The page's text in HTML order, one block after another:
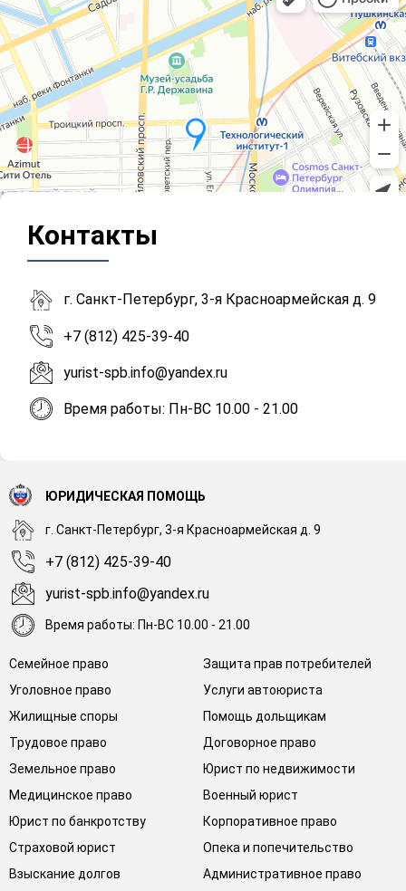
Контакты
г. Санкт-Петербург, 3-я Красноармейская д. 9
+7 (812) 425-39-40
yurist-spb.info@yandex.ru
Время работы: Пн-ВС 10.00 - 21.00
Семейное право
Защита прав потребителей
Уголовное право
Услуги автоюриста
Жилищные споры
Помощь дольщикам
Трудовое право
Договорное право
Земельное право
Юрист по недвижимости
Медицинское право
Военный юрист
Юрист по банкротству
Корпоративное право
Страховой юрист
Опека и попечительство
Взыскание долгов
Административное право
ЮРИДИЧЕСКАЯ ПОМОЩЬ
г. Санкт-Петербург, 3-я Красноармейская д. 9
+7 (812) 425-39-40
yurist-spb.info@yandex.ru
Время работы: Пн-ВС 10.00 - 21.00